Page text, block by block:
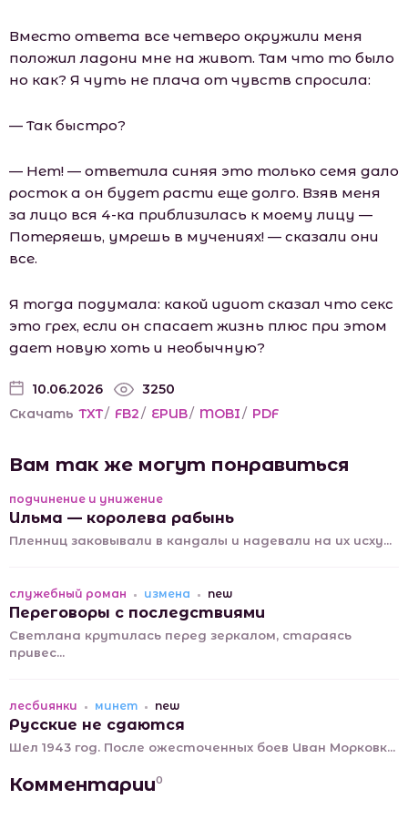
Вместо ответа все четверо окружили меня
положил ладони мне на живот. Там что то было
но как? Я чуть не плача от чувств спросила:
— Так быстро?
— Нет! — ответила синяя это только семя дало
росток а он будет расти еще долго. Взяв меня
за лицо вся 4-ка приблизилась к моему лицу —
Потеряешь, умрешь в мучениях! — сказали они
все.
Я тогда подумала: какой идиот сказал что секс
это грех, если он спасает жизнь плюс при этом
дает новую хоть и необычную?
10.06.2026
3250
Скачать TXT/ FB2/ EPUB/ MOBI/ PDF
Вам так же могут понравиться
подчинение и унижение
Ильма — королева рабынь
Пленниц заковывали в кандалы и надевали на их исху...
служебный роман измена new
Переговоры с последствиями
Светлана крутилась перед зеркалом, стараясь
привес...
лесбиянки минет new
Русские не сдаются
Шел 1943 год. После ожесточенных боев Иван Морковк...
Комментарии0